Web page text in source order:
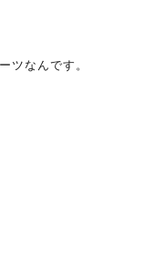
ツなんです。